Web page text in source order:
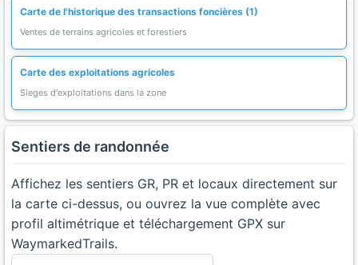
Carte de l'historique des transactions foncières (1)
Ventes de terrains agricoles et forestiers
Carte des exploitations agricoles
Sieges d'exploitations dans la zone
Sentiers de randonnée
Affichez les sentiers GR, PR et locaux directement sur
la carte ci-dessus, ou ouvrez la vue complète avec
profil altimétrique et téléchargement GPX sur
WaymarkedTrails.